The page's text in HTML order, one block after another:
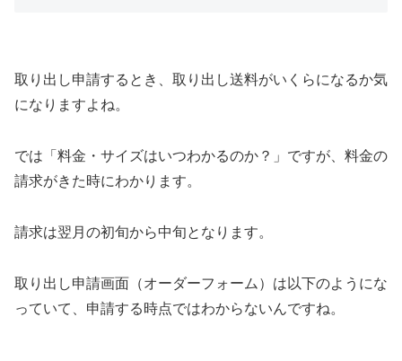
取り出し申請するとき、取り出し送料がいくらになるか気
になりますよね。
では「料金・サイズはいつわかるのか？」ですが、料金の
請求がきた時にわかります。
請求は翌月の初旬から中旬となります。
取り出し申請画面（オーダーフォーム）は以下のようにな
っていて、申請する時点ではわからないんですね。